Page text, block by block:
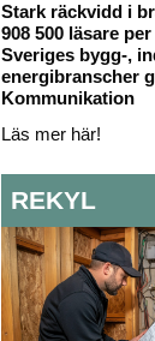
Stark räckvidd i
908 500 läsare
Sveriges bygg-,
energibranscher
Kommunikation
Läs mer här!
REKYL